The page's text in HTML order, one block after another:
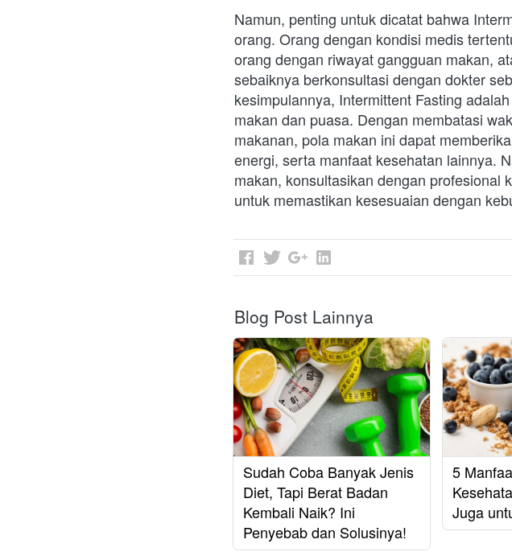
Namun, penting untuk dicatat bahwa
orang. Orang dengan kondisi medis
orang dengan riwayat gangguan makan,
sebaiknya berkonsultasi dengan dokter
kesimpulannya, Intermittent Fasting
makan dan puasa. Dengan membatasi
makanan, pola makan ini dapat
energi, serta manfaat kesehatan lainnya.
makan, konsultasikan dengan profesional
untuk memastikan kesesuaian dengan
Blog Post Lainnya
Sudah Coba Banyak Jenis
Diet, Tapi Berat Badan
Kembali Naik? Ini
Penyebab dan Solusinya!
5
Juga